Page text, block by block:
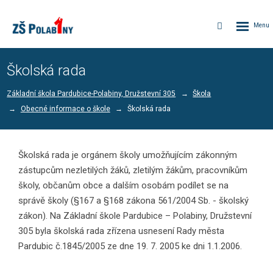
Vyhledávání
Školská rada
Základní škola Pardubice-Polabiny, Družstevní 305
Škola
Obecné informace o škole
Školská rada
Školská rada je orgánem školy umožňujícím zákonným
zástupcům nezletilých žáků, zletilým žákům, pracovníkům
školy, občanům obce a dalším osobám podílet se na
správě školy (§167 a §168 zákona 561/2004 Sb. - školský
zákon). Na Základní škole Pardubice – Polabiny, Družstevní
305 byla školská rada zřízena usnesení Rady města
Pardubic č.1845/2005 ze dne 19. 7. 2005 ke dni 1.1.2006.